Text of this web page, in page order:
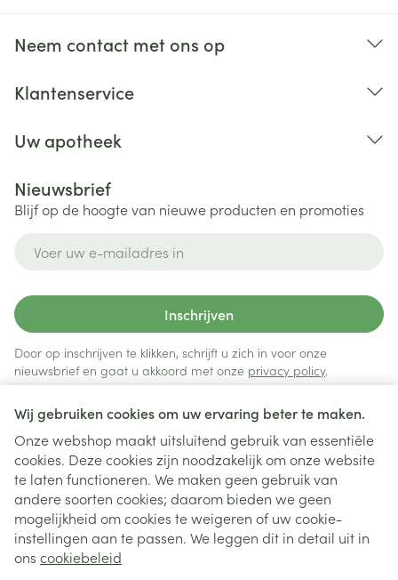
Wij gebruiken cookies om uw ervaring beter te maken.
Onze webshop maakt uitsluitend gebruik van essentiële
cookies. Deze cookies zijn noodzakelijk om onze website
te laten functioneren. We maken geen gebruik van
andere soorten cookies; daarom bieden we geen
mogelijkheid om cookies te weigeren of uw cookie-
instellingen aan te passen. We leggen dit in detail uit in
ons cookiebeleid
Neem contact met ons op
Klantenservice
Uw apotheek
Nieuwsbrief
Blijf op de hoogte van nieuwe producten en promoties
Inschrijven
Door op inschrijven te klikken, schrijft u zich in voor onze
nieuwsbrief en gaat u akkoord met onze privacy policy.
Juridische links